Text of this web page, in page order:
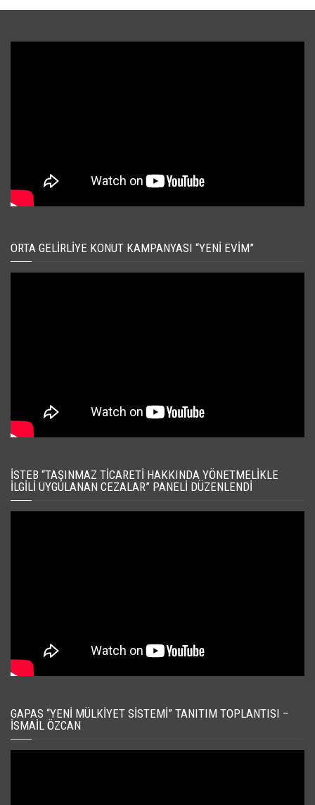
ORTA GELIRLIYE KONUT KAMPANYASI “YENI EVIM”
İSTEB “TAŞINMAZ TICARETI HAKKINDA YÖNETMELIKLE
İLGILI UYGULANAN CEZALAR” PANELI DÜZENLENDI
GAPAS “YENI MÜLKIYET SISTEMI” TANITIM TOPLANTISI –
İSMAIL ÖZCAN